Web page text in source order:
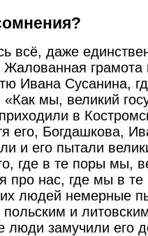
всё, даже
Жалованная
Ивана Сусанина,
мы, великий
в
его, Богдашкова,
и его пытали
где в те поры мы,
про нас, где мы в
людей немерные
польским и
люди замучили его